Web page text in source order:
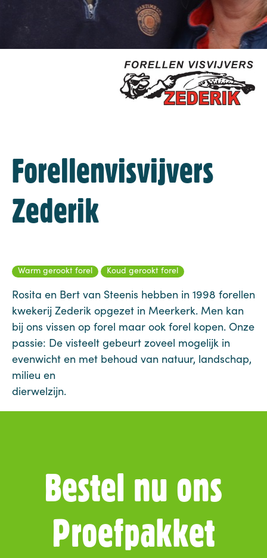
Forellenvisvijvers
Zederik
Warm gerookt forel Koud gerookt forel
Rosita en Bert van Steenis hebben in 1998 forellen
kwekerij Zederik opgezet in Meerkerk. Men kan
bij ons vissen op forel maar ook forel kopen. Onze
passie: De visteelt gebeurt zoveel mogelijk in
evenwicht en met behoud van natuur, landschap,
milieu en
dierwelzijn.
Bestel nu ons
Proefpakket